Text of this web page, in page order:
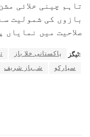
تاہم چینی خلائی
بازوں کی شمولیت
صلاحیت میں نمایاں
ٹیگز: پاکستانی خلا باز
سپارکو
شہباز شریف